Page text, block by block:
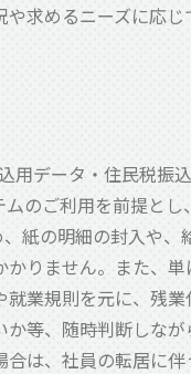
求めるニーズに応
用データ・住民税振
のご利用を前提と
紙の明細の封入や、
かりません。また、
業規則を元に、残
等、随時判断しな
は、社員の転居に